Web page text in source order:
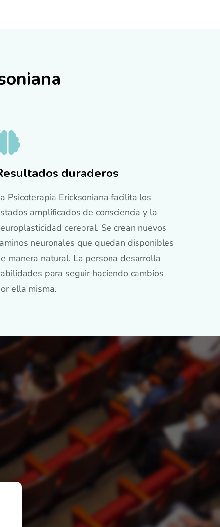
duraderos
Psicoterapia Ericksoniana facilita los
amplificados de consciencia y la
cerebral. Se crean nuevos
neuronales que quedan disponibles
manera natural. La persona desarrolla
para seguir haciendo cambios
ella misma.